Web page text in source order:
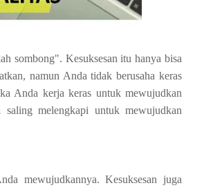
sombong". Kesuksesan itu hanya bisa
namun Anda tidak berusaha keras
Anda kerja keras untuk mewujudkan
melengkapi untuk mewujudkan
mewujudkannya. Kesuksesan juga